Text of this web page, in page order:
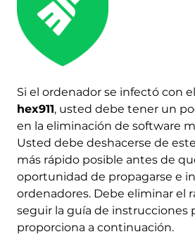
Si el ordenador se infectó con el
hex911, usted debe tener un
en la eliminación de software
Usted debe deshacerse de
más rápido posible antes de
oportunidad de propagarse e
ordenadores. Debe eliminar el
seguir la guía de instrucciones
proporciona a continuación.
Descargar
Herramienta de
eliminación de
malintencionado